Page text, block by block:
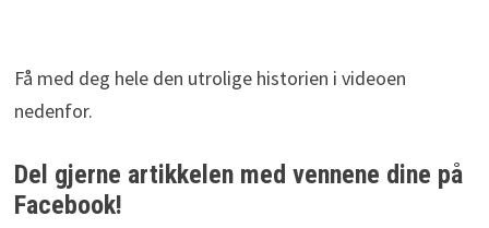
Få med deg hele den utrolige historien i videoen
nedenfor.
Del gjerne artikkelen med vennene dine på
Facebook!